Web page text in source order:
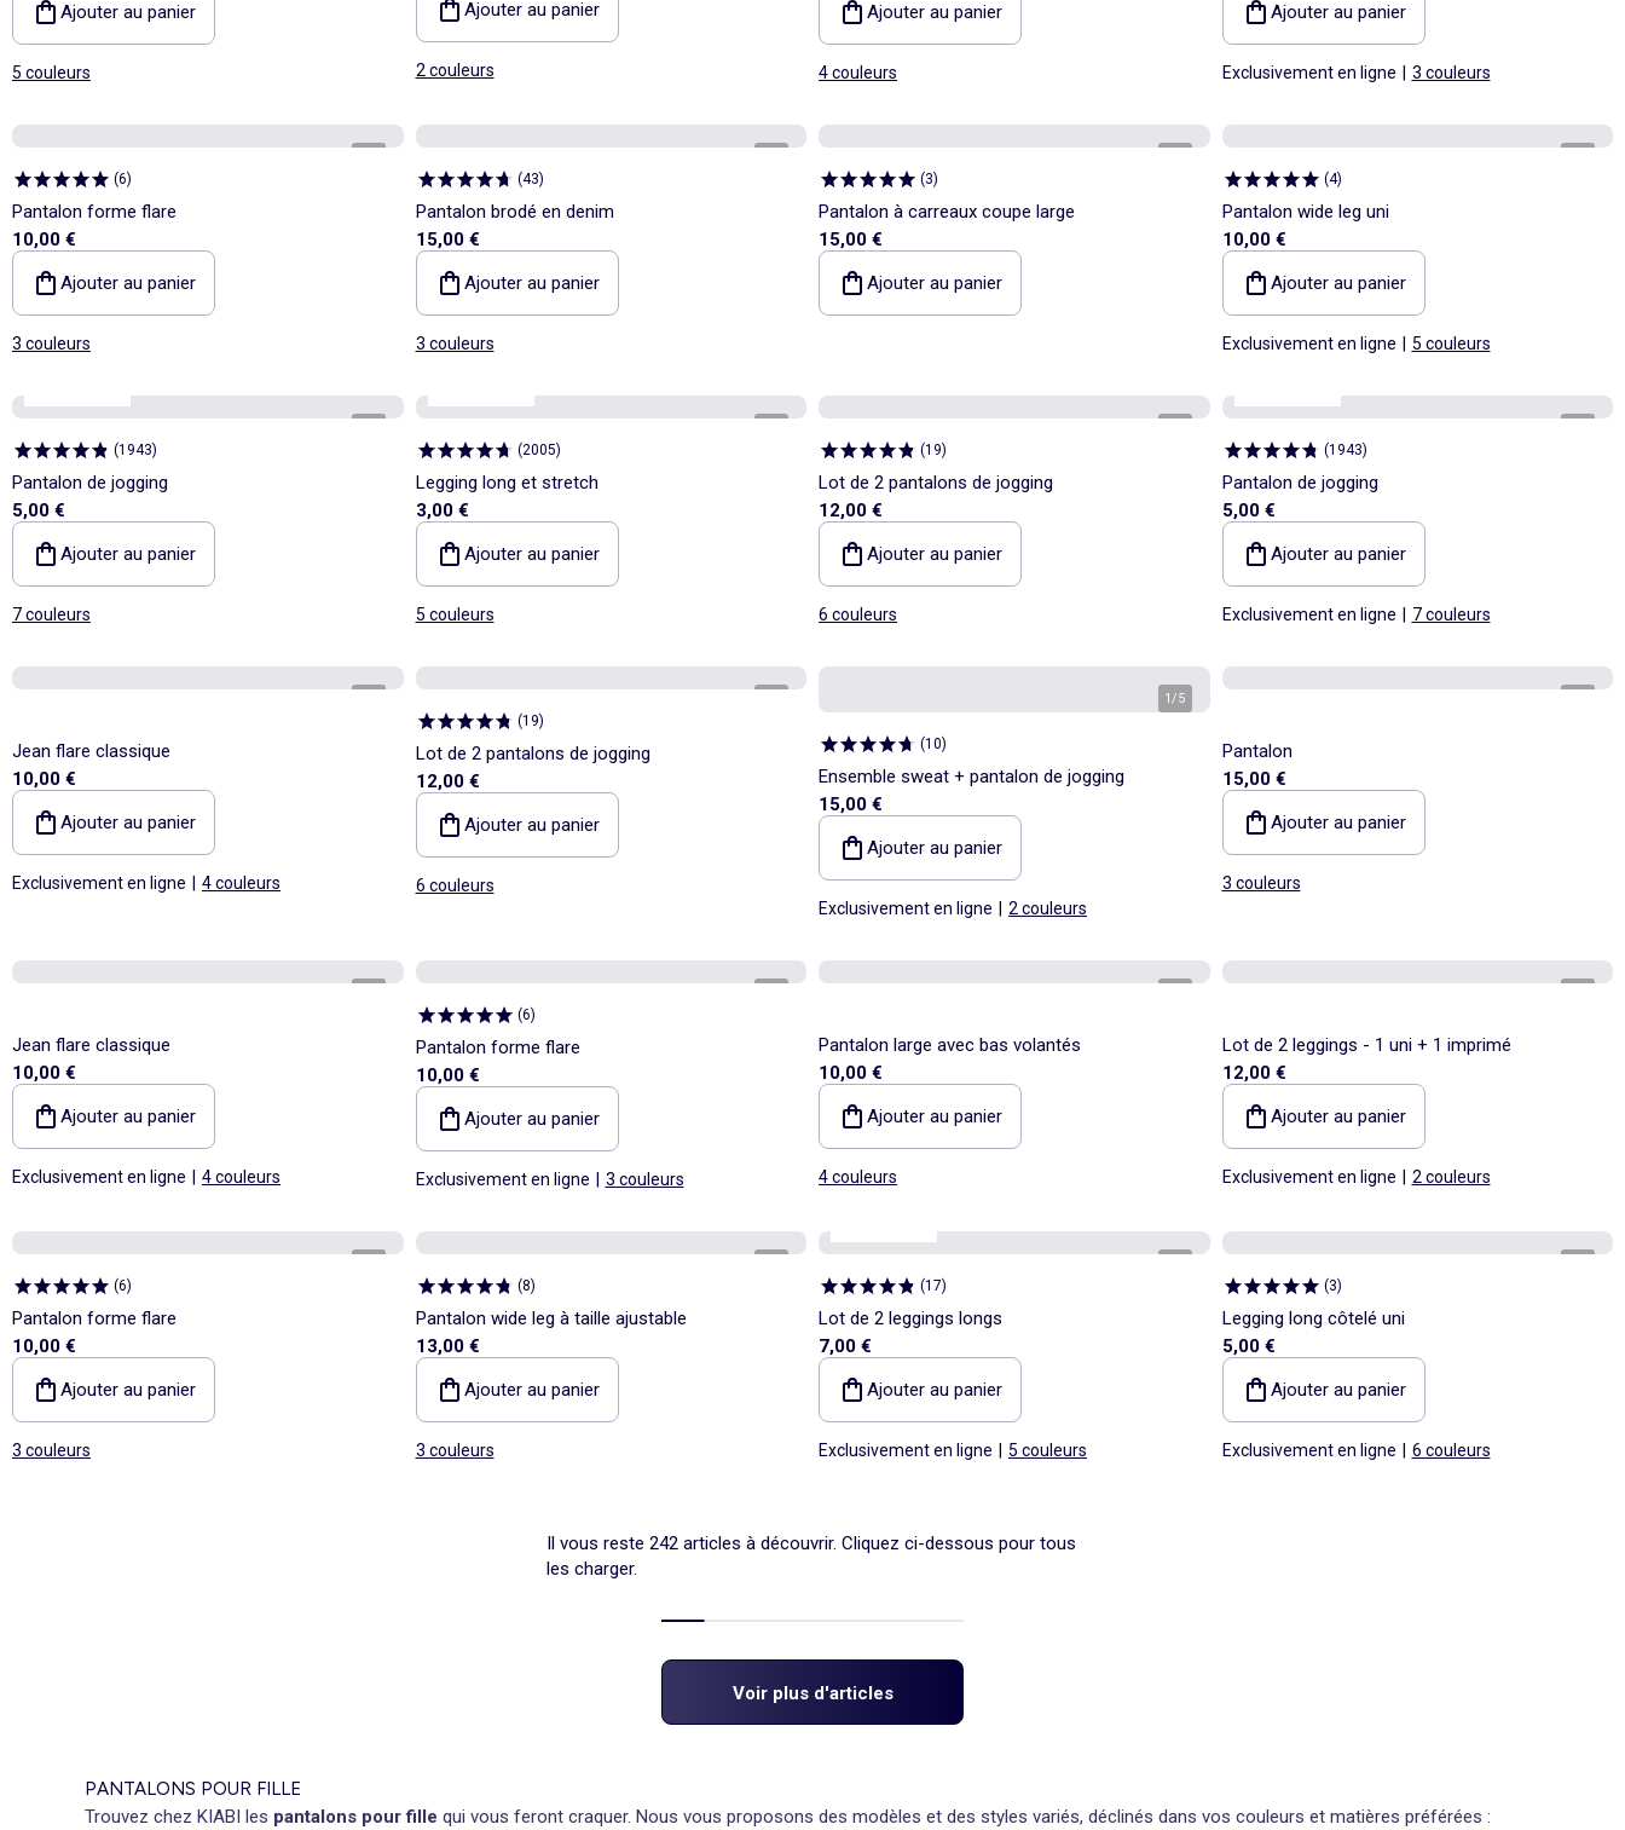
Ajouter au panier
5 couleurs
Ajouter au panier
2 couleurs
Ajouter au panier
4 couleurs
Ajouter au panier
Exclusivement en ligne 3 couleurs
(6)
Pantalon forme flare
10,00 €
Ajouter au panier
3 couleurs
(43)
Pantalon brodé en denim
15,00 €
Ajouter au panier
3 couleurs
(3)
Pantalon à carreaux coupe large
15,00 €
Ajouter au panier
(4)
Pantalon wide leg uni
10,00 €
Ajouter au panier
Exclusivement en ligne 5 couleurs
(1943)
Pantalon de jogging
5,00 €
Ajouter au panier
7 couleurs
(2005)
Legging long et stretch
3,00 €
Ajouter au panier
5 couleurs
(19)
Lot de 2 pantalons de jogging
12,00 €
Ajouter au panier
6 couleurs
(1943)
Pantalon de jogging
5,00 €
Ajouter au panier
Exclusivement en ligne 7 couleurs
Jean flare classique
10,00 €
Ajouter au panier
Exclusivement en ligne 4 couleurs
(19)
Lot de 2 pantalons de jogging
12,00 €
Ajouter au panier
6 couleurs
1/5
(10)
Ensemble sweat + pantalon de jogging
15,00 €
Ajouter au panier
Exclusivement en ligne 2 couleurs
Pantalon
15,00 €
Ajouter au panier
3 couleurs
Jean flare classique
10,00 €
Ajouter au panier
Exclusivement en ligne 4 couleurs
(6)
Pantalon forme flare
10,00 €
Ajouter au panier
Exclusivement en ligne 3 couleurs
Pantalon large avec bas volantés
10,00 €
Ajouter au panier
4 couleurs
Lot de 2 leggings - 1 uni + 1 imprimé
12,00 €
Ajouter au panier
Exclusivement en ligne 2 couleurs
(6)
Pantalon forme flare
10,00 €
Ajouter au panier
3 couleurs
(8)
Pantalon wide leg à taille ajustable
13,00 €
Ajouter au panier
3 couleurs
(17)
Lot de 2 leggings longs
7,00 €
Ajouter au panier
Exclusivement en ligne 5 couleurs
(3)
Legging long côtelé uni
5,00 €
Ajouter au panier
Exclusivement en ligne 6 couleurs
Il vous reste 242 articles à découvrir. Cliquez ci-dessous pour tous
les charger.
Voir plus d'articles
PANTALONS POUR FILLE
Trouvez chez KIABI les pantalons pour fille qui vous feront craquer. Nous vous proposons des modèles et des styles variés, déclinés dans vos couleurs et matières préférées :